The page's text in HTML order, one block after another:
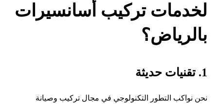
لخدمات تركيب أسانسيرات
بالرياض؟
1. تقنيات حديثة
نحن نواكب التطور التكنولوجي في مجال تركيب وصيانة